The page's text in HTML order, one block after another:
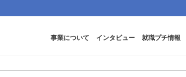
事業について インタビュー 就職プチ情報